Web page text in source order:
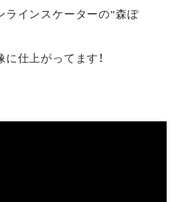
インスケーターの”森ぽ
仕上がってます！